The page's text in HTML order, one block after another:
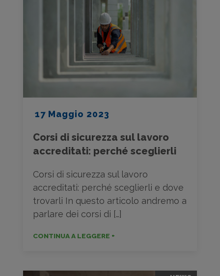
17 Maggio 2023
Corsi di sicurezza sul lavoro
accreditati: perché sceglierli
Corsi di sicurezza sul lavoro
accreditati: perché sceglierli e dove
trovarli In questo articolo andremo a
parlare dei corsi di […]
CONTINUA A LEGGERE +